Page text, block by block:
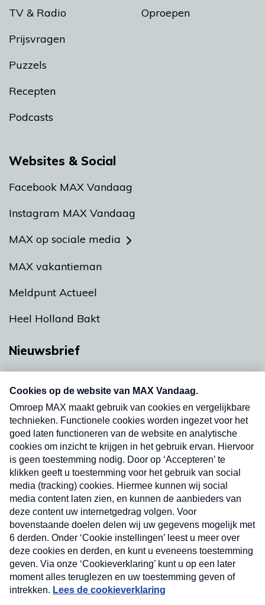
TV & Radio
Prijsvragen
Puzzels
Recepten
Podcasts
Oproepen
Websites & Social
Facebook MAX Vandaag
Instagram MAX Vandaag
MAX op sociale media
MAX vakantieman
Meldpunt Actueel
Heel Holland Bakt
Nieuwsbrief
nieuwsbrief. Elke vrijdag- en dinsdagochtend in
uw mailbox.
Verzend
Nieuwsbrief
Neem hier een gratis abonnement op onze
nieuwsbrief. Elke vrijdag- en dinsdagochtend in uw